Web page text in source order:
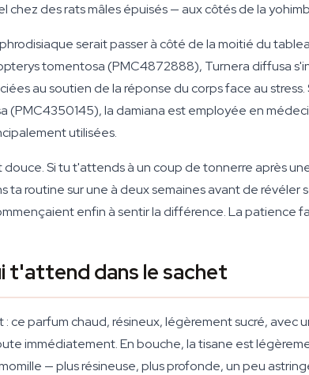
des rats mâles épuisés — aux côtés de la
serait passer à côté de la moitié du
tomentosa(PMC4872888), Turnera diffusa
au soutien de la réponse du corps face au
(PMC4350145), la damiana est employée en
utilisées.
Si tu t'attends à un coup de tonnerre après
ta routine sur une à deux semaines avant de
enfin à sentir la différence. La patience
t'attend dans le sachet
: ce parfum chaud, résineux, légèrement sucré,
immédiatement. En bouche, la tisane est
— plus résineuse, plus profonde, un peu